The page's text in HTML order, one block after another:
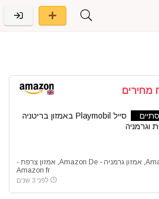
מחירים
סייל Playmobil באמזון בריטניה
וגרמניה
, אמזון גרמניה - Amazon De , אמזון צרפת -
Amazon fr
לפני 3 שנים